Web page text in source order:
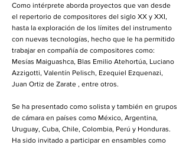
Como intérprete aborda proyectos que van desde
el repertorio de compositores del siglo XX y XXI,
hasta la exploración de los límites del instrumento
con nuevas tecnologías, hecho que le ha permitido
trabajar en compañía de compositores como:
Mesías Maiguashca, Blas Emilio Atehortúa, Luciano
Azzigotti, Valentín Pelisch, Ezequiel Ezquenazi,
Juan Ortiz de Zarate , entre otros.
Se ha presentado como solista y también en grupos
de cámara en países como México, Argentina,
Uruguay, Cuba, Chile, Colombia, Perú y Honduras.
Ha sido invitado a participar en ensambles como